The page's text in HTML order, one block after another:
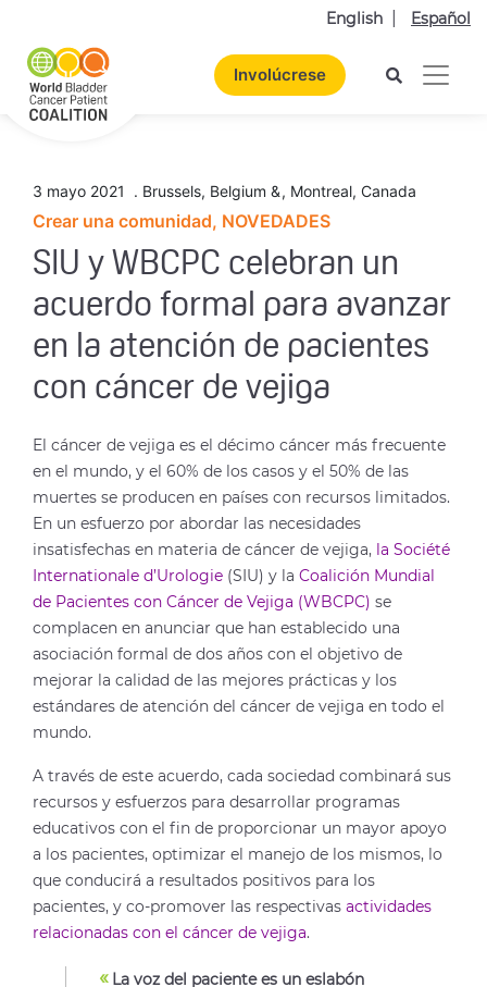
English Español
Involúcrese
3 mayo 2021 . Brussels, Belgium &, Montreal, Canada
Crear una comunidad, NOVEDADES
SIU y WBCPC celebran un
acuerdo formal para avanzar
en la atención de pacientes
con cáncer de vejiga
El cáncer de vejiga es el décimo cáncer más frecuente
en el mundo, y el 60% de los casos y el 50% de las
muertes se producen en países con recursos limitados.
En un esfuerzo por abordar las necesidades
insatisfechas en materia de cáncer de vejiga, la Société
Internationale d’Urologie (SIU) y la Coalición Mundial
de Pacientes con Cáncer de Vejiga (WBCPC) se
complacen en anunciar que han establecido una
asociación formal de dos años con el objetivo de
mejorar la calidad de las mejores prácticas y los
estándares de atención del cáncer de vejiga en todo el
mundo.
A través de este acuerdo, cada sociedad combinará sus
recursos y esfuerzos para desarrollar programas
educativos con el fin de proporcionar un mayor apoyo
a los pacientes, optimizar el manejo de los mismos, lo
que conducirá a resultados positivos para los
pacientes, y co-promover las respectivas actividades
relacionadas con el cáncer de vejiga.
« La voz del paciente es un eslabón